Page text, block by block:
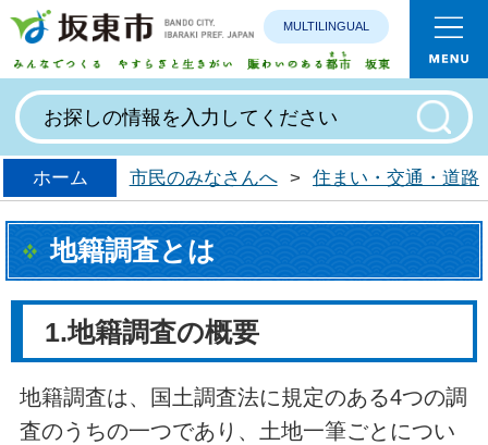
みんなで
MULTILINGUAL
ホーム 市民のみなさんへ > 住まい・交通・道路
地籍調査とは
1.地籍調査の概要
地籍調査は、国土調査法に規定のある4つの調
査のうちの一つであり、土地一筆ごとについ